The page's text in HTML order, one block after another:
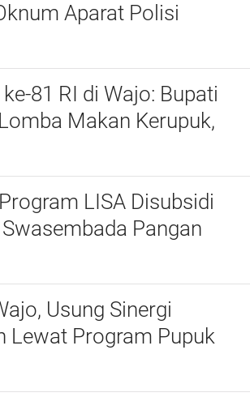
Aparat Polisi
81 RI di Wajo: Bupati
Makan Kerupuk,
Bersama Forkopimda
LISA Disubsidi
Pangan
Usung Sinergi
Lewat Program Pupuk